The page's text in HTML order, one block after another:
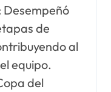
Desempeñó
de
al
equipo.
del